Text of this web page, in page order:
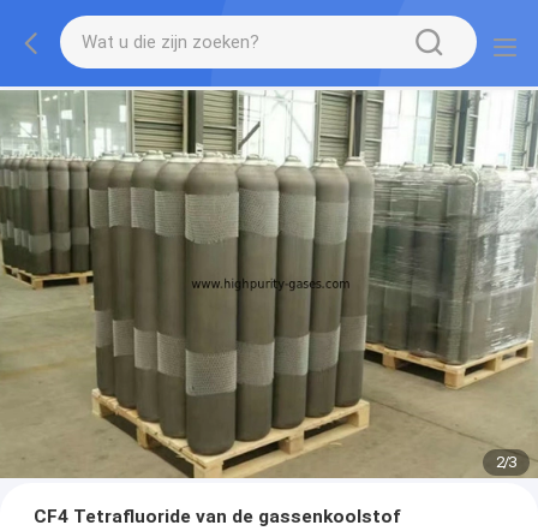
2/3
CF4 Tetrafluoride van de gassenkoolstof